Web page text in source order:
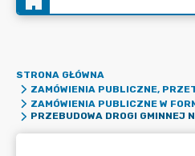
STRONA GŁÓWNA
ZAMÓWIENIA PUBLICZNE,
ZAMÓWIENIA PUBLICZNE W